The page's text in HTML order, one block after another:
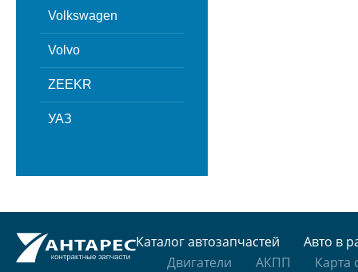
Volkswagen
Volvo
ZEEKR
УАЗ
Каталог автозапчастей
Авто в
Двигатели
АКПП Карта